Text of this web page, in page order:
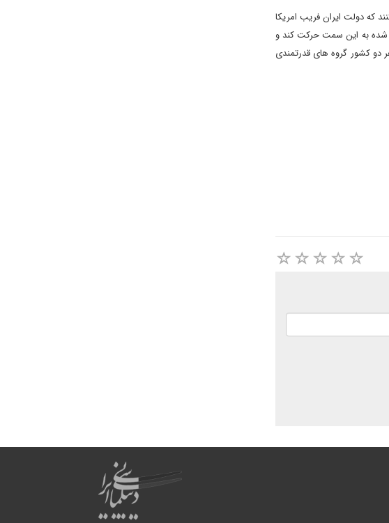
که دولت ایران فریب امریکا
شده به این سمت حرکت کند و
دو کشور گروه های قدرتمندی